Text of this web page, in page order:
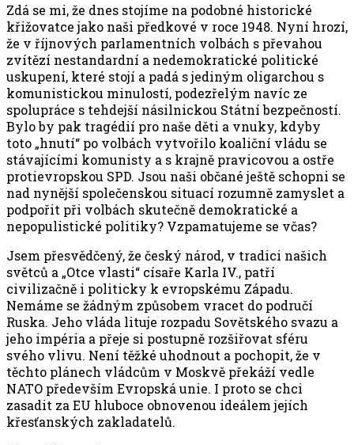
Zdá se mi, že dnes stojíme na podobné historické
křižovatce jako naši předkové v roce 1948. Nyní hrozí,
že v říjnových parlamentních volbách s převahou
zvítězí nestandardní a nedemokratické politické
uskupení, které stojí a padá s jediným oligarchou s
komunistickou minulostí, podezřelým navíc ze
spolupráce s tehdejší násilnickou Státní bezpečností.
Bylo by pak tragédií pro naše děti a vnuky, kdyby
toto „hnutí“ po volbách vytvořilo koaliční vládu se
stávajícími komunisty a s krajně pravicovou a ostře
protievropskou SPD. Jsou naši občané ještě schopni se
nad nynější společenskou situací rozumně zamyslet a
podpořit při volbách skutečně demokratické a
nepopulistické politiky? Vzpamatujeme se včas?
Jsem přesvědčený, že český národ, v tradici našich
světců a „Otce vlasti“ císaře Karla IV., patří
civilizačně i politicky k evropskému Západu.
Nemáme se žádným způsobem vracet do područí
Ruska. Jeho vláda lituje rozpadu Sovětského svazu a
jeho impéria a přeje si postupně rozšiřovat sféru
svého vlivu. Není těžké uhodnout a pochopit, že v
těchto plánech vládcům v Moskvě překáží vedle
NATO především Evropská unie. I proto se chci
zasadit za EU hluboce obnovenou ideálem jejích
křesťanských zakladatelů.